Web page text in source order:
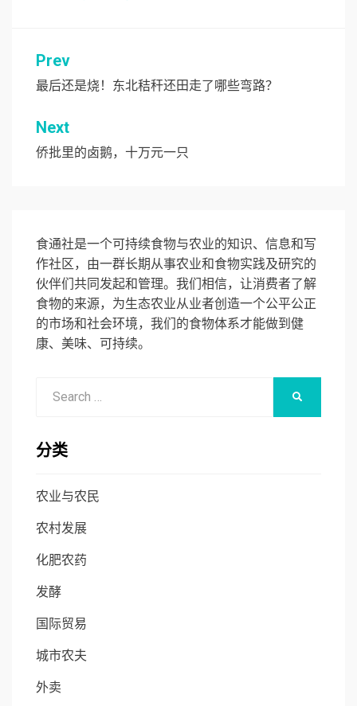
文
章
导
航
Prev
最后还是烧！东北秸秆还田走了哪些弯路？
Next
侨批里的卤鹅，十万元一只
食通社是一个可持续食物与农业的知识、信息和写
作社区，由一群长期从事农业和食物实践及研究的
伙伴们共同发起和管理。我们相信，让消费者了解
食物的来源，为生态农业从业者创造一个公平公正
的市场和社会环境，我们的食物体系才能做到健
康、美味、可持续。
分类
农业与农民
农村发展
化肥农药
发酵
国际贸易
城市农夫
外卖